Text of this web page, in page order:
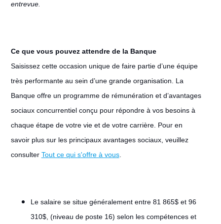
entrevue.
Ce que vous pouvez attendre de la Banque
Saisissez cette occasion unique de faire partie d’une équipe
très performante au sein d’une grande organisation. La
Banque offre un programme de rémunération et d’avantages
sociaux concurrentiel conçu pour répondre à vos besoins à
chaque étape de votre vie et de votre carrière. Pour en
savoir plus sur les principaux avantages sociaux, veuillez
consulter Tout ce qui s'offre à vous.
Le salaire se situe généralement entre 81 865$ et 96
310$, (niveau de poste 16) selon les compétences et